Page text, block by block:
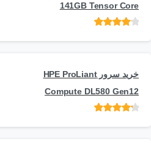
141GB Tensor Core
5
خرید سرور HPE ProLiant
Compute DL580 Gen12